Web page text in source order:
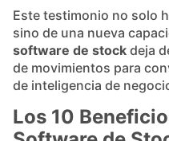
Este testimonio no solo
sino de una nueva
software de stock deja
de movimientos para
de inteligencia de
Los 10